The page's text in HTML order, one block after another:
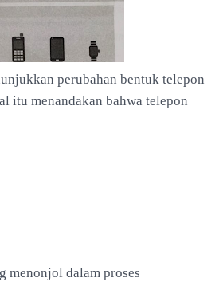
perubahan bentuk telepon
itu menandakan bahwa telepon
menonjol dalam proses